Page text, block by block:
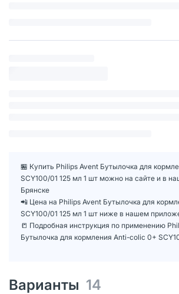
🏪 Купить Philips Avent Бутылочка для
SCY100/01 125 мл 1 шт можно на сайте и в
Брянске
📲 Цена на Philips Avent Бутылочка для
SCY100/01 125 мл 1 шт ниже в нашем
📒 Подробная инструкция по применению
Бутылочка для кормления Anti-colic 0+
Варианты 14